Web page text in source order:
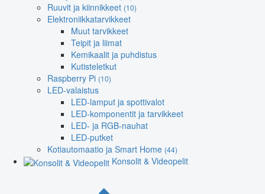
Ruuvit ja kiinnikkeet (10)
Elektroniikkatarvikkeet
Muut tarvikkeet
Teipit ja liimat
Kemikaalit ja puhdistus
Kutisteletkut
Raspberry Pi (10)
LED-valaistus
LED-lamput ja spottivalot
LED-komponentit ja tarvikkeet
LED- ja RGB-nauhat
LED-putket
Kotiautomaatio ja Smart Home (44)
Konsolit & Videopelit